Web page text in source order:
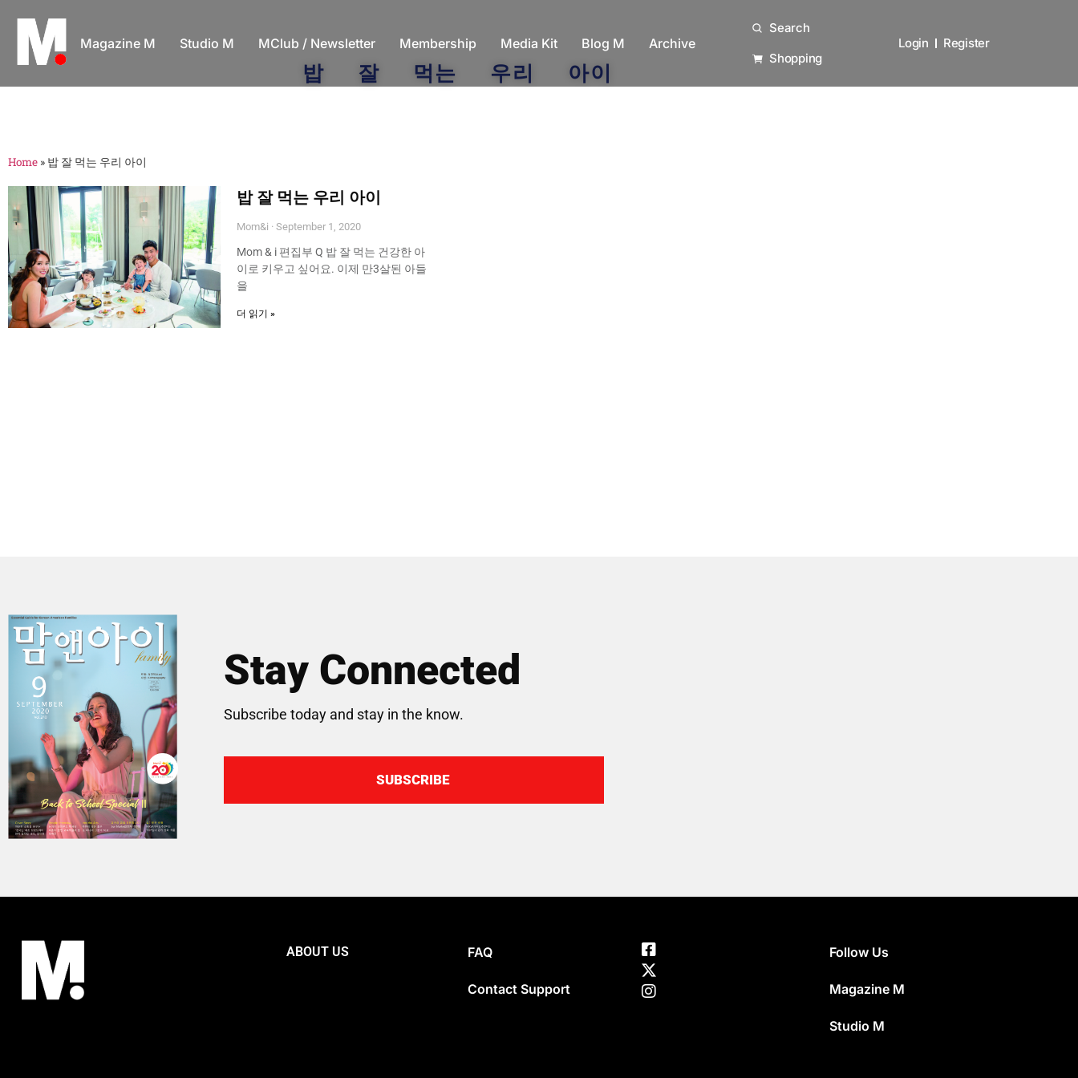
Magazine M Studio M MClub / Newsletter Membership Media Kit Blog M Archive
Search
Shopping
Login Register
밥 잘 먹는 우리 아이
Home » 밥 잘 먹는 우리 아이
밥 잘 먹는 우리 아이
Mom&i September 1, 2020
Mom & i 편집부 Q 밥 잘 먹는 건강한 아
이로 키우고 싶어요. 이제 만3살된 아들
을
더 읽기 »
Stay Connected
Subscribe today and stay in the know.
SUBSCRIBE
ABOUT US FAQ
Contact Support
Follow Us
Magazine M
Studio M